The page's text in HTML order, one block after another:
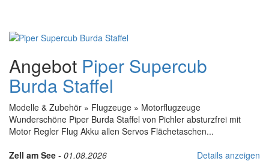
Angebot Piper Supercub
Burda Staffel
Modelle & Zubehör » Flugzeuge » Motorflugzeuge
Wunderschöne Piper Burda Staffel von Pichler absturzfrei mit
Motor Regler Flug Akku allen Servos Flächetaschen...
Zell am See - 01.08.2026 Details anzeigen